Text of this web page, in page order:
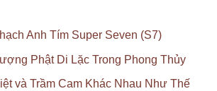
Anh Tím Super Seven (S7)
Phật Di Lặc Trong Phong Thủy
và Trầm Cam Khác Nhau Như Thế